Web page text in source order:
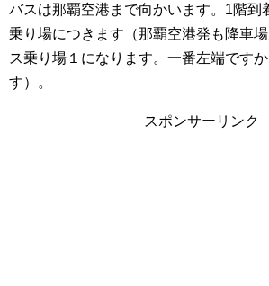
バスは那覇空港まで向かいます。1階到
乗り場につきます（那覇空港発も降車
ス乗り場１になります。一番左端です
す）。
スポンサーリンク